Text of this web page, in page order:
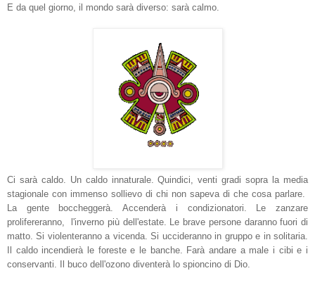
E da quel giorno, il mondo sarà diverso: sarà calmo.
Ci sarà caldo. Un caldo innaturale. Quindici, venti gradi sopra la media
stagionale con immenso sollievo di chi non sapeva di che cosa parlare.
La gente boccheggerà. Accenderà i condizionatori. Le zanzare
prolifereranno, l'inverno più dell'estate. Le brave persone daranno fuori di
matto. Si violenteranno a vicenda. Si uccideranno in gruppo e in solitaria.
Il caldo incendierà le foreste e le banche. Farà andare a male i cibi e i
conservanti. Il buco dell'ozono diventerà lo spioncino di Dio.